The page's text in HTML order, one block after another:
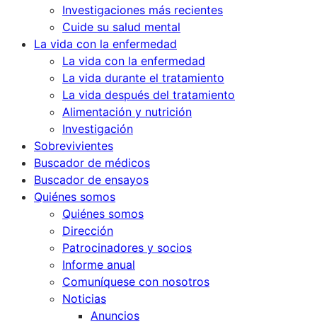
Investigaciones más recientes
Cuide su salud mental
La vida con la enfermedad
La vida con la enfermedad
La vida durante el tratamiento
La vida después del tratamiento
Alimentación y nutrición
Investigación
Sobrevivientes
Buscador de médicos
Buscador de ensayos
Quiénes somos
Quiénes somos
Dirección
Patrocinadores y socios
Informe anual
Comuníquese con nosotros
Noticias
Anuncios